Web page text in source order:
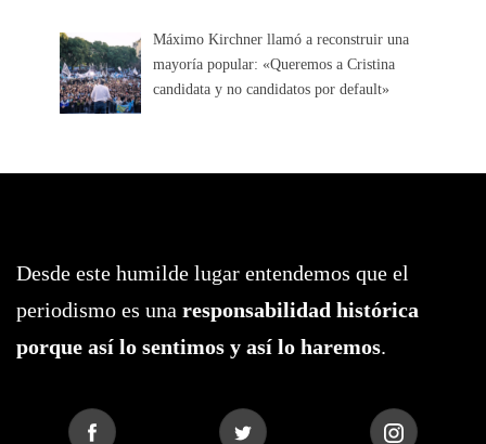
Máximo Kirchner llamó a reconstruir una
mayoría popular: «Queremos a Cristina
candidata y no candidatos por default»
Desde este humilde lugar entendemos que el
periodismo es una responsabilidad histórica
porque así lo sentimos y así lo haremos.